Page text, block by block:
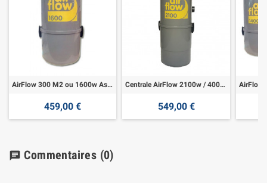
AirFlow 300 M2 ou 1600w Aspirateur centralisé
459,00 €
Centrale AirFlow 2100w / 400 m² Garantie 5 ans
549,00 €
chat Commentaires (0)